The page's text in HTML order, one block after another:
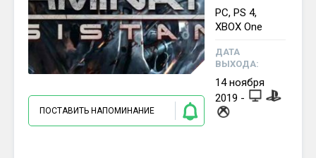
ПОСТАВИТЬ НАПОМИНАНИЕ
PC, PS 4,
XBOX One
ДАТА
ВЫХОДА:
14 ноября
2019 -